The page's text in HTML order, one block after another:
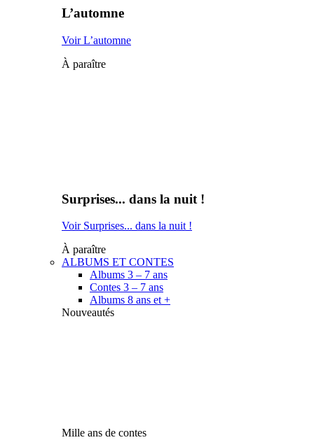
L’automne
Voir L’automne
À paraître
Surprises... dans la nuit !
Voir Surprises... dans la nuit !
À paraître
ALBUMS ET CONTES
Albums 3 – 7 ans
Contes 3 – 7 ans
Albums 8 ans et +
Nouveautés
Mille ans de contes